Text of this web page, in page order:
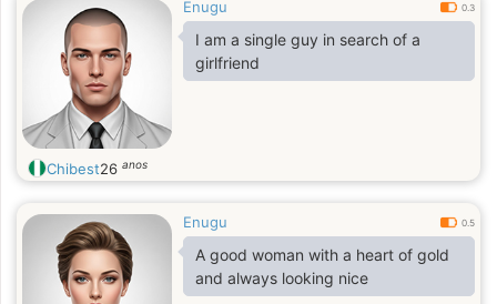
Enugu 0.3
I am a single guy in search of a
girlfriend
Chibest26 anos
Enugu 0.5
A good woman with a heart of gold
and always looking nice